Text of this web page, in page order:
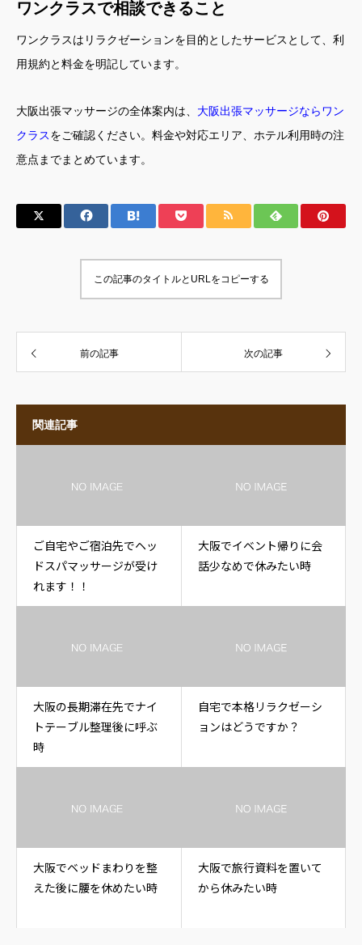
ワンクラスで相談できること
ワンクラスはリラクゼーションを目的としたサービスとして、利
用規約と料金を明記しています。
大阪出張マッサージの全体案内は、 大阪出張マッサージならワン
クラスをご確認ください。料金や対応エリア、ホテル利用時の注
意点までまとめています。
この記事のタイトルとURLをコピーする
前の記事 次の記事
関連記事
ご自宅やご宿泊先でヘッ
ドスパマッサージが受け
れます！！
大阪でイベント帰りに会
話少なめで休みたい時
大阪の長期滞在先でナイ
トテーブル整理後に呼ぶ
時
自宅で本格リラクゼーシ
ョンはどうですか？
大阪でベッドまわりを整
えた後に腰を休めたい時
大阪で旅行資料を置いて
から休みたい時